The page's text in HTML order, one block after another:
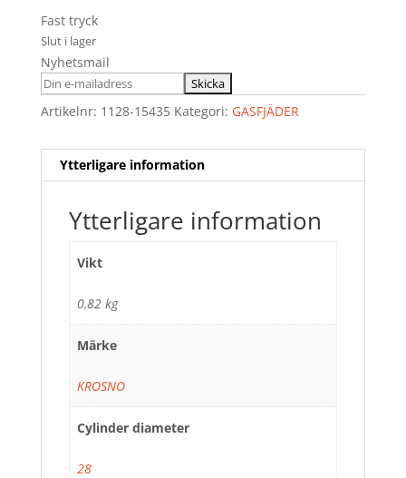
Fast tryck
Slut i lager
Nyhetsmail
Artikelnr: 1128-15435 Kategori: GASFJÄDER
Ytterligare information
Ytterligare information
Vikt
0,82 kg
Märke
KROSNO
Cylinder diameter
28